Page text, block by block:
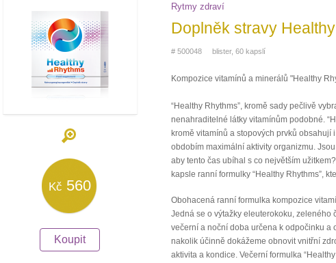
Kč 560
Koupit
Rytmy zdraví
Doplněk stravy
# 500048 blister, 60 kapslí
Kompozice vitamínů a minerálů "Healthy
“Healthy Rhythms”, kromě sady pečlivě
nenahraditelné látky vitamínům podobné.
kromě vitamínů a stopových prvků obsahují
obdobím maximální aktivity organizmu.
aby tento čas ubíhal s co největším
kapsle ranní formulky “Healthy Rhythms”,
Obohacená ranní formulka kompozice
Jedná se o výtažky eleuterokoku, zeleného
večerní a noční doba určena k odpočinku
nakolik účinně dokážeme obnovit vnitřní
aktivita a kondice.Večerní formulka